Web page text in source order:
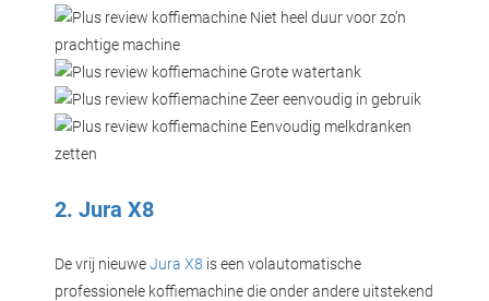
Niet heel duur voor zo’n
prachtige machine
Grote watertank
Zeer eenvoudig in gebruik
Eenvoudig melkdranken
zetten
2. Jura X8
De vrij nieuweJura X8 is een volautomatische
professionele koffiemachine die onder andere uitstekend